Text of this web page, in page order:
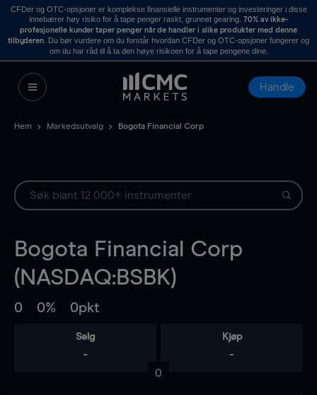
CFDer og OTC-opsjoner er komplekse finansielle instrumenter og investeringer i disse
innebærer høy risiko for å tape penger raskt, grunnet gearing. 70% av ikke-
profesjonelle kunder taper penger når de handler i slike produkter med denne
tilbyderen . Du bør vurdere om du forstår hvordan CFDer og OTC-opsjoner fungerer og
om du har råd til å ta den høye risikoen for å tape pengene dine.
Handle
Hem Markedsutvalg Bogota Financial Corp
Bogota Financial Corp
(NASDAQ:BSBK)
0 0% 0pkt
Selg
-
Kjøp
-
0